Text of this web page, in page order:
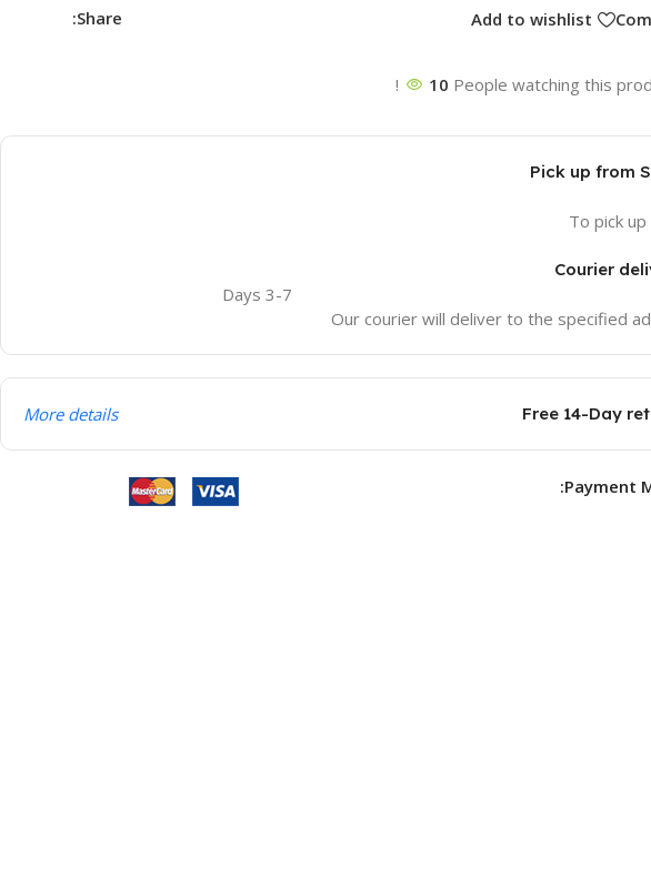
Add to wishlist
Share:
10 People watching this
Pick up from
To pick
Courier
Our courier will deliver to the specified
3-7 Days
Free 14-Day
More details
Payment